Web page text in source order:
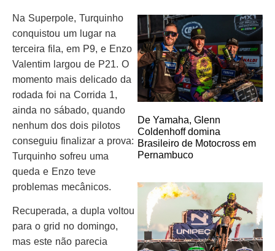
Na Superpole, Turquinho
conquistou um lugar na
terceira fila, em P9, e Enzo
Valentim largou de P21. O
momento mais delicado da
rodada foi na Corrida 1,
ainda no sábado, quando
nenhum dos dois pilotos
conseguiu finalizar a prova:
Turquinho sofreu uma
queda e Enzo teve
problemas mecânicos.
Recuperada, a dupla voltou
para o grid no domingo,
mas este não parecia
De Yamaha, Glenn
Coldenhoff domina
Brasileiro de Motocross em
Pernambuco